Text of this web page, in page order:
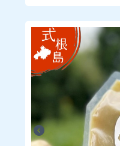
マイページの「注文」をク
に連絡」もしくはメッセ
クレジットカードの決済は
詳細についてはご利用のカ
｟返品・交換｠
商品の欠陥や不良など当方
返品・交換を受け付けさせ